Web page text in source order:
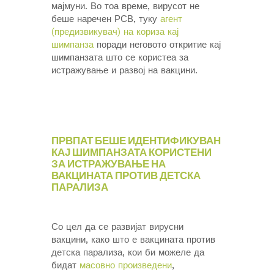
мајмуни. Во тоа време, вирусот не
беше наречен РСВ, туку агент
(предизвикувач) на кориза кај
шимпанзапоради неговото откритие кај
шимпанзата што се користеа за
истражување и развој на вакцини.
ПРВПАТ БЕШЕ ИДЕНТИФИКУВАН
КАЈ ШИМПАНЗАТА КОРИСТЕНИ
ЗА ИСТРАЖУВАЊЕ НА
ВАКЦИНАТА ПРОТИВ ДЕТСКА
ПАРАЛИЗА
Со цел да се развијат вирусни
вакцини, како што е вакцината против
детска парализа, кои би можеле да
бидат масовно произведени,